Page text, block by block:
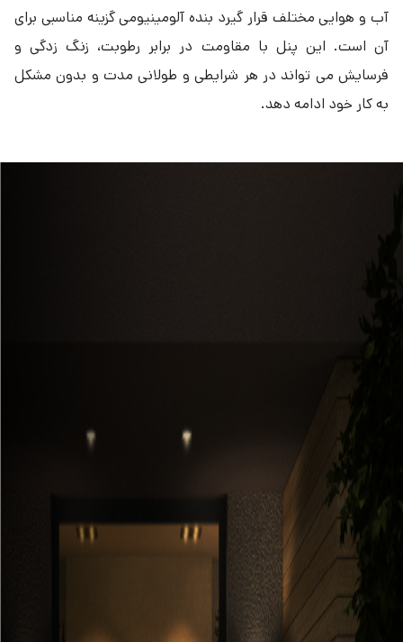
آب و هوایی مختلف قرار گیرد بنده آلومینیومی گزینه مناسبی برای
آن است. این پنل با مقاومت در برابر رطوبت، زنگ زدگی و
فرسایش می تواند در هر شرایطی و طولانی مدت و بدون مشکل
به کار خود ادامه دهد.